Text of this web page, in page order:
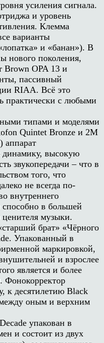
усиления сигнала.
и уровень
Клемма
варианты
и «банан»). В
нового поколения,
Brown OPA 13 и
пассивный
RIAA. Всё это
практически с любыми
типами и моделями
Quintet Bronze и 2M
аппарат
динамику, высокую
звукопередачи – что в
того, что
не всегда по-
внутреннего
способно в большей
ценителя музыки.
брат» «Чёрного
Упакованный в
маркировкой,
и взрослее
является и более
Фонокорректор
к десятилетию Black
оным и верхним
упакован в
и состоит из двух